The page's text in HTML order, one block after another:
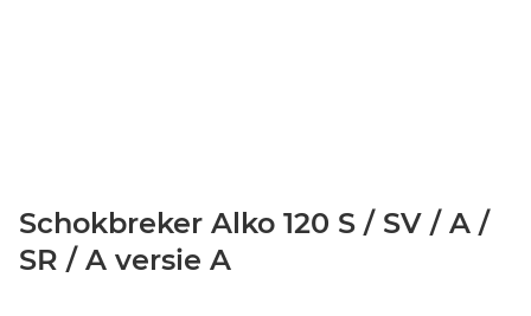
Schokbreker Alko 120 S / SV / A /
SR / A versie A